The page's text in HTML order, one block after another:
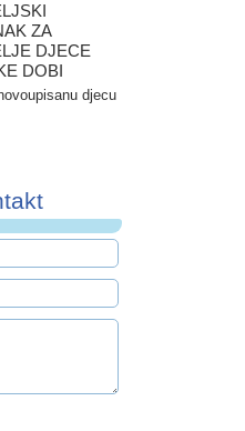
ZA
DJECE
DOBI
djecu